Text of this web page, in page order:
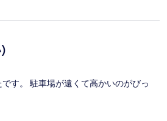
す。 駐車場が遠くて高かいのがびっ